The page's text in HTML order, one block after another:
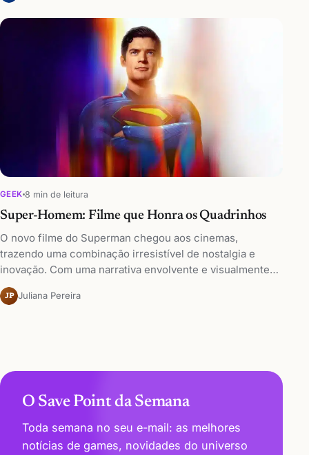
GEEK 8 min de leitura
Super-Homem: Filme que Honra os Quadrinhos
O novo filme do Superman chegou aos cinemas,
trazendo uma combinação irresistível de nostalgia e
inovação. Com uma narrativa envolvente e visualmente…
JP Juliana Pereira
O Save Point da Semana
Toda semana no seu e-mail: as melhores
notícias de games, novidades do universo